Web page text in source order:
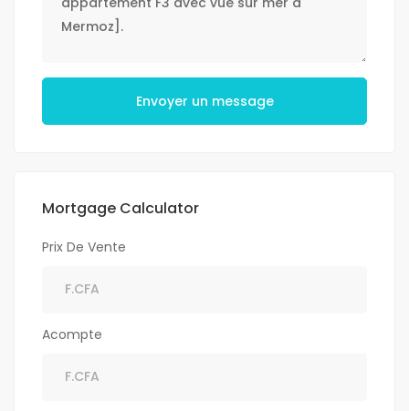
Envoyer un message
Mortgage Calculator
Prix De Vente
Acompte